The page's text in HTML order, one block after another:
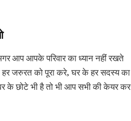
आप आपके परिवार का ध्यान नहीं रखते
हर जरुरत को पूरा करे, घर के हर सदस्य का
के छोटे भी है तो भी आप सभी की केयर कर